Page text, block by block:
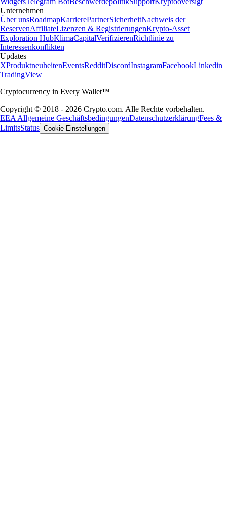
Unternehmen
Über unsRoadmapKarrierePartnerSicherheitNachweis der
ReservenAffiliateLizenzen & RegistrierungenKrypto-Asset
Exploration HubKlimaCapitalVerifizierenRichtlinie zu
Interessenkonflikten
Updates
XProduktneuheitenEventsRedditDiscordInstagramFacebookLinkedin
TradingView
Cryptocurrency in Every Wallet™
Copyright © 2018 - 2026 Crypto.com. Alle Rechte vorbehalten.
EEA Allgemeine GeschäftsbedingungenDatenschutzerklärungFees &
LimitsStatus Cookie-Einstellungen